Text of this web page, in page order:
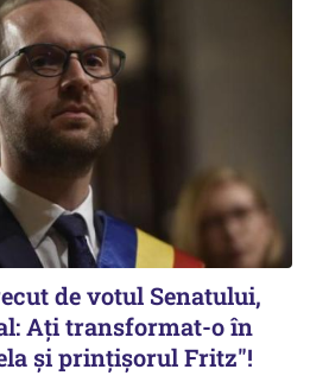
de votul Senatului,
Ați transformat-o în
şi prinţişorul Fritz"!